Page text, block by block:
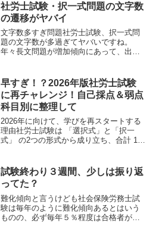
社労士試験・択一式問題の文字数
の遷移がヤバイ
文字数多すぎ問題社労士試験、択一式問
題の文字数が多過ぎてヤバいですね。
年々長文問題が増加傾向にあって、出題
のは、受験生からすると厳しいですね。
読み込まなくてはいけないし...
早すぎ！？2026年版社労士試験
に再チャレンジ！自己採点＆弱点
科目別に整理して
2026年に向けて、学びを再スタートする
理由社労士試験は 「選択式」と「択一
式」 の2つの形式から成り立ち、合計 10
であれば、早めに自己採点して弱点とな
ってしまっ...
試験終わり３週間、少しは振り返
ってた？
難化傾向と言うけども社会保険労務士試
験は毎年のように難化傾向あるとはいう
ものの、必ず毎年５％程度は合格者が出